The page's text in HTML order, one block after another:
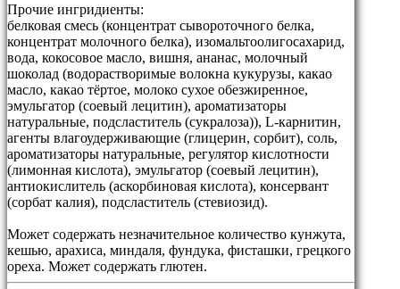
Прочие ингридиенты:
белковая смесь (концентрат сывороточного белка,
концентрат молочного белка), изомальтоолигосахарид,
вода, кокосовое масло, вишня, ананас, молочный
шоколад (водорастворимые волокна кукурузы, какао
масло, какао тёртое, молоко сухое обезжиренное,
эмульгатор (соевый лецитин), ароматизаторы
натуральные, подсластитель (сукралоза)), L-карнитин,
агенты влагоудерживающие (глицерин, сорбит), соль,
ароматизаторы натуральные, регулятор кислотности
(лимонная кислота), эмульгатор (соевый лецитин),
антиокислитель (аскорбиновая кислота), консервант
(сорбат калия), подсластитель (стевиозид).
Может содержать незначительное количество кунжута,
кешью, арахиса, миндаля, фундука, фисташки, грецкого
ореха. Может содержать глютен.